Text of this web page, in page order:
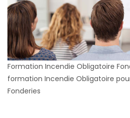
Formation Incendie Obligatoire
formation Incendie Obligatoire
Fonderies